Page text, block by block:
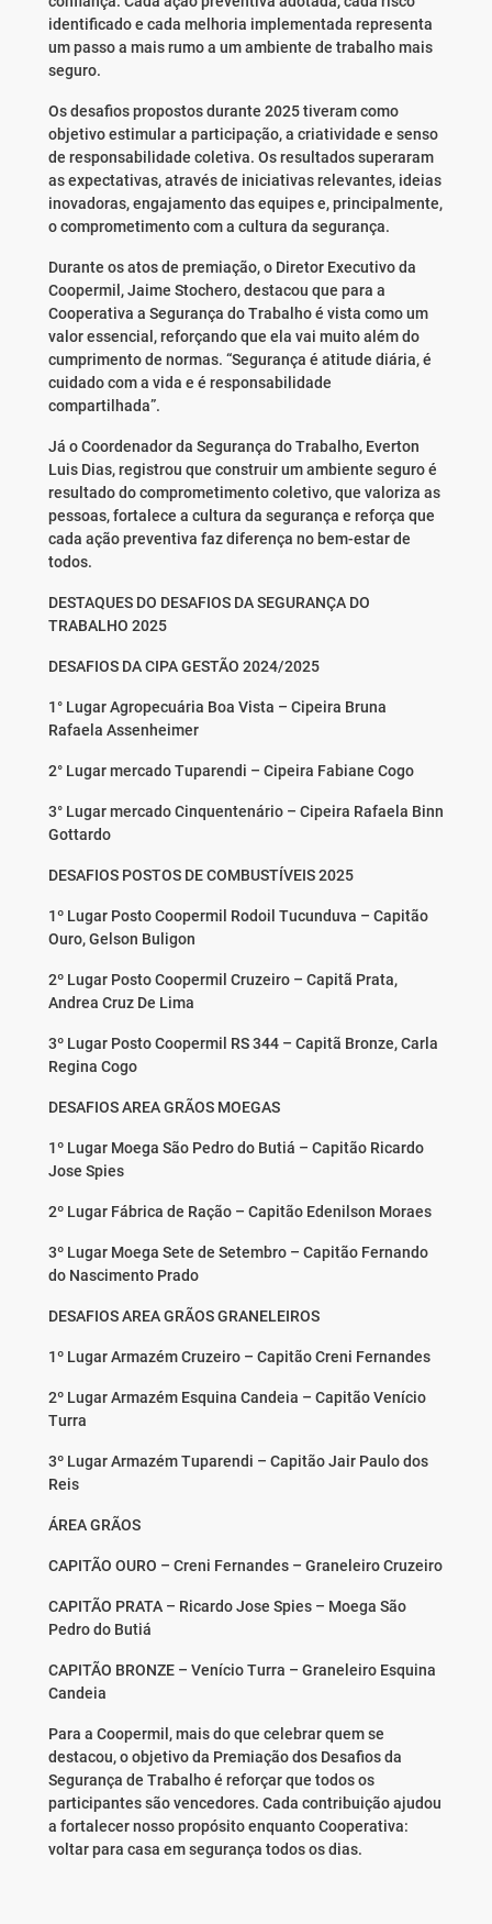
identificado e cada melhoria implementada representa
um passo a mais rumo a um ambiente de trabalho mais
seguro.
Os desafios propostos durante 2025 tiveram como
objetivo estimular a participação, a criatividade e senso
de responsabilidade coletiva. Os resultados superaram
as expectativas, através de iniciativas relevantes, ideias
inovadoras, engajamento das equipes e, principalmente,
o comprometimento com a cultura da segurança.
Durante os atos de premiação, o Diretor Executivo da
Coopermil, Jaime Stochero, destacou que para a
Cooperativa a Segurança do Trabalho é vista como um
valor essencial, reforçando que ela vai muito além do
cumprimento de normas. “Segurança é atitude diária, é
cuidado com a vida e é responsabilidade
compartilhada”.
Já o Coordenador da Segurança do Trabalho, Everton
Luis Dias, registrou que construir um ambiente seguro é
resultado do comprometimento coletivo, que valoriza as
pessoas, fortalece a cultura da segurança e reforça que
cada ação preventiva faz diferença no bem-estar de
todos.
DESTAQUES DO DESAFIOS DA SEGURANÇA DO
TRABALHO 2025
DESAFIOS DA CIPA GESTÃO 2024/2025
1° Lugar Agropecuária Boa Vista – Cipeira Bruna
Rafaela Assenheimer
2° Lugar mercado Tuparendi – Cipeira Fabiane Cogo
3° Lugar mercado Cinquentenário – Cipeira Rafaela Binn
Gottardo
DESAFIOS POSTOS DE COMBUSTÍVEIS 2025
1º Lugar Posto Coopermil Rodoil Tucunduva – Capitão
Ouro, Gelson Buligon
2º Lugar Posto Coopermil Cruzeiro – Capitã Prata,
Andrea Cruz De Lima
3º Lugar Posto Coopermil RS 344 – Capitã Bronze, Carla
Regina Cogo
DESAFIOS AREA GRÃOS MOEGAS
1º Lugar Moega São Pedro do Butiá – Capitão Ricardo
Jose Spies
2º Lugar Fábrica de Ração – Capitão Edenilson Moraes
3º Lugar Moega Sete de Setembro – Capitão Fernando
do Nascimento Prado
DESAFIOS AREA GRÃOS GRANELEIROS
1º Lugar Armazém Cruzeiro – Capitão Creni Fernandes
2º Lugar Armazém Esquina Candeia – Capitão Venício
Turra
3º Lugar Armazém Tuparendi – Capitão Jair Paulo dos
Reis
ÁREA GRÃOS
CAPITÃO OURO – Creni Fernandes – Graneleiro Cruzeiro
CAPITÃO PRATA – Ricardo Jose Spies – Moega São
Pedro do Butiá
CAPITÃO BRONZE – Venício Turra – Graneleiro Esquina
Candeia
Para a Coopermil, mais do que celebrar quem se
destacou, o objetivo da Premiação dos Desafios da
Segurança de Trabalho é reforçar que todos os
participantes são vencedores. Cada contribuição ajudou
a fortalecer nosso propósito enquanto Cooperativa:
voltar para casa em segurança todos os dias.